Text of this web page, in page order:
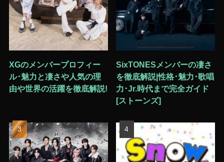
XGのメンバープロフィー
ル･魅力と凄さや人気の理
由や世界の活躍を徹底解説!
SixTONESメンバーの凄さ
を徹底解説|性格･魅力･歌唱
力･Jr.時代まで完全ガイド
[ストーンズ]